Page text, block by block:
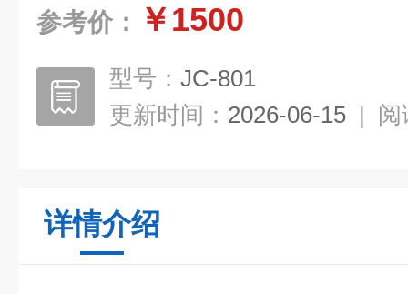
参考价： ￥1500
型号： JC-801
更新时间： 2026-06-15 | 阅
详情介绍